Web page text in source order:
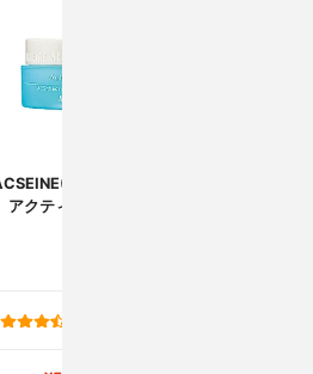
アクセーヌ)
アクティバランス